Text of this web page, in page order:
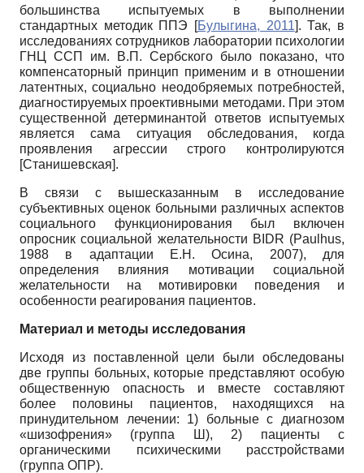
большинства испытуемых в выполнении
стандартных методик ППЭ
[Булыгина, 2011]. Так, в
исследованиях сотрудников лаборатории психологии
ГНЦ ССП им. В.П. Сербского было показано, что
компенсаторный принцип применим и в отношении
латентных, социально неодобряемых потребностей,
диагностируемых проективными методами. При этом
существенной детерминантой ответов испытуемых
является сама ситуация обследования, когда
проявления агрессии строго контролируются
[Станишевская].
В связи с вышесказанным в исследование
субъективных оценок больными различных аспектов
социального функционирования был включен
опросник социальной желательности BIDR (Paulhus,
1988 в адаптации Е.Н. Осина, 2007), для
определения влияния мотивации социальной
желательности на мотивировки поведения и
особенности реагирования пациентов.
Материал и методы исследования
Исходя из поставленной цели были обследованы
две группы больных, которые представляют особую
общественную опасность и вместе составляют
более половины пациентов, находящихся на
принудительном лечении: 1) больные с диагнозом
«шизофрения» (группа Ш), 2) пациенты с
органическими психическими расстройствами
(группа ОПР).